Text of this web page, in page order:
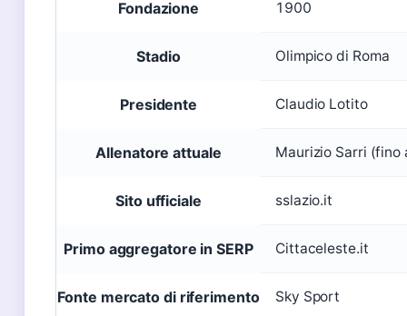
Fondazione
1900
Stadio Olimpico di Roma
Presidente Claudio Lotito
Allenatore attuale Maurizio Sarri (fino
Sito ufficiale sslazio.it
Primo aggregatore in SERP Cittaceleste.it
Fonte mercato di riferimento Sky Sport